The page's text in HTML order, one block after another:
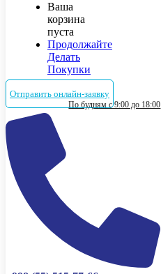
Ваша
корзина
пуста
Продолжайте
Делать
Покупки
Отправить онлайн-заявку
По будням с 9:00 до 18:00